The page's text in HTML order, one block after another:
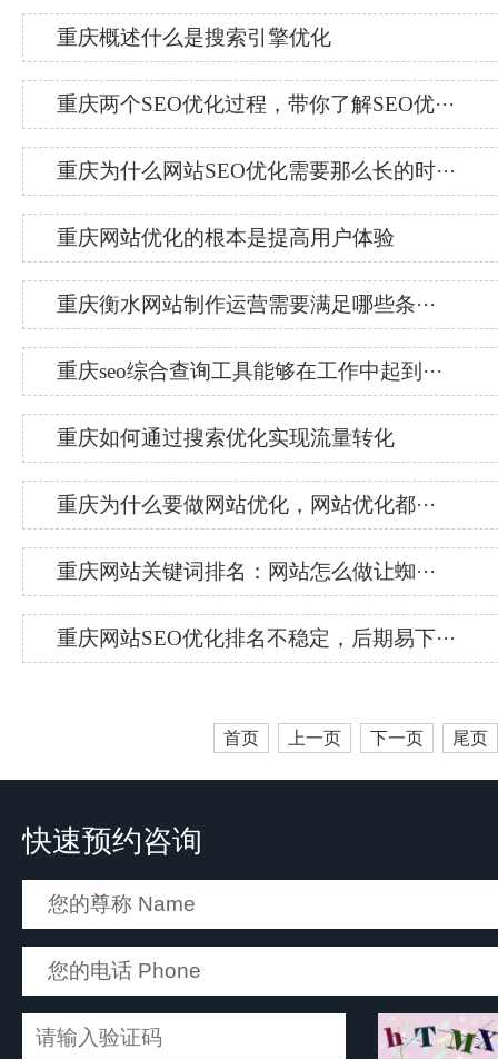
重庆概述什么是搜索引擎优化
重庆两个SEO优化过程，带你了解SEO优···
重庆为什么网站SEO优化需要那么长的时···
重庆网站优化的根本是提高用户体验
重庆衡水网站制作运营需要满足哪些条···
重庆seo综合查询工具能够在工作中起到···
重庆如何通过搜索优化实现流量转化
重庆为什么要做网站优化，网站优化都···
重庆网站关键词排名：网站怎么做让蜘···
重庆网站SEO优化排名不稳定，后期易下···
首页 上一页 下一页 尾页
快速预约咨询